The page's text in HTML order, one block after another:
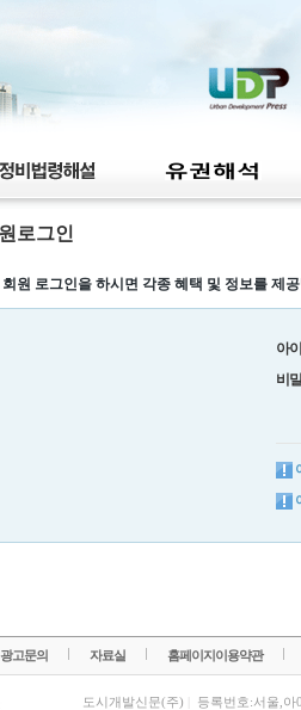
로그인
회원 로그인을 하시면 각종 혜택 및 정보를 제
아
비
광고문의 자료실 홈페이지이용약관
도시개발신문(주) 등록번호:서울,아